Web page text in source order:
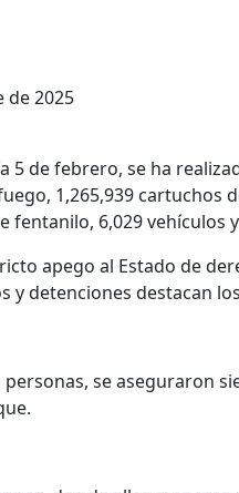
de 2025
5 de febrero, se ha
1,265,939 cartuchos
fentanilo, 6,029 vehículos
apego al Estado de
y detenciones destacan
personas, se aseguraron